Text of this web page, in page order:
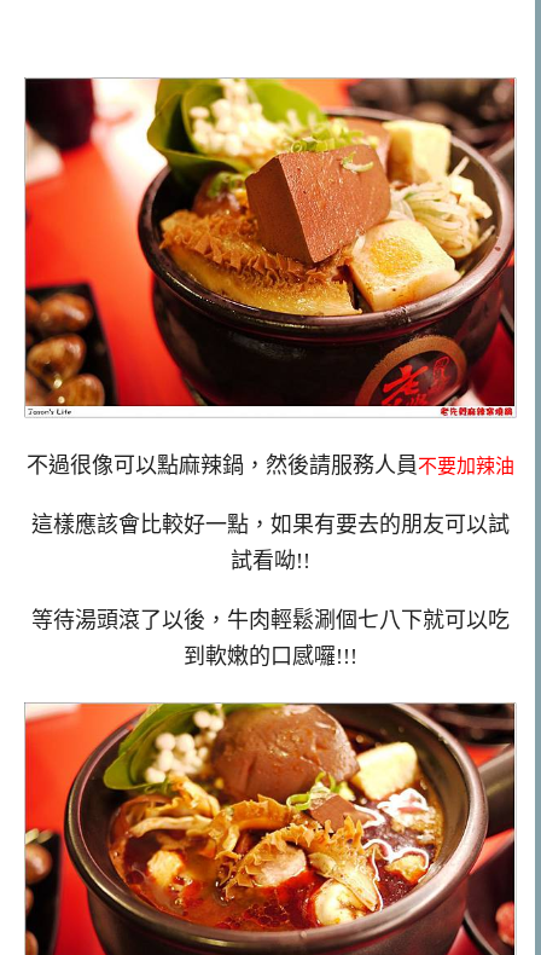
不過很像可以點麻辣鍋，然後請服務人員不要加辣油
這樣應該會比較好一點，如果有要去的朋友可以試
試看呦!!
等待湯頭滾了以後，牛肉輕鬆涮個七八下就可以吃
到軟嫩的口感囉!!!